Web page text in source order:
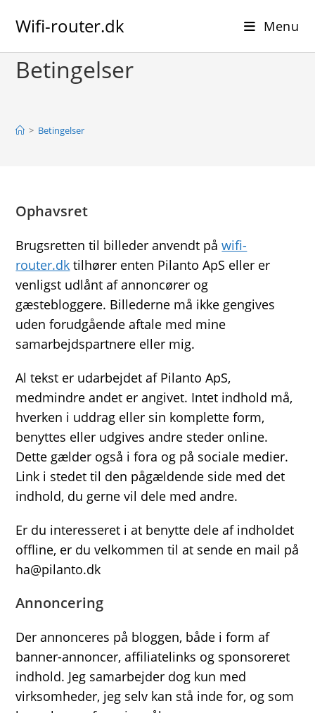
Wifi-router.dk Menu
Betingelser
> Betingelser
Ophavsret
Brugsretten til billeder anvendt påwifi-
router.dk tilhører enten Pilanto ApS eller er
venligst udlånt af annoncører og
gæstebloggere. Billederne må ikke gengives
uden forudgående aftale med mine
samarbejdspartnere eller mig.
Al tekst er udarbejdet af Pilanto ApS,
medmindre andet er angivet. Intet indhold må,
hverken i uddrag eller sin komplette form,
benyttes eller udgives andre steder online.
Dette gælder også i fora og på sociale medier.
Link i stedet til den pågældende side med det
indhold, du gerne vil dele med andre.
Er du interesseret i at benytte dele af indholdet
offline, er du velkommen til at sende en mail på
ha@pilanto.dk
Annoncering
Der annonceres på bloggen, både i form af
banner-annoncer, affiliatelinks og sponsoreret
indhold. Jeg samarbejder dog kun med
virksomheder, jeg selv kan stå inde for, og som